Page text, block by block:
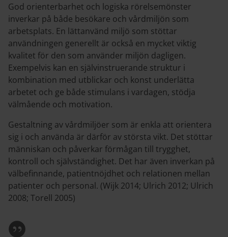
God orienterbarhet och logiska rörelsemönster
inverkar på både besökare och vårdmiljön som
arbetsplats. En lättanvänd miljö som stöttar
användningen generellt är också en mycket viktig
kvalitet för den som använder miljön dagligen.
Exempelvis kan en självinstruerande struktur i
kombination med utblickar och konst underlätta
arbetet och ge både stimulans i vardagen, stödja
välmående och motivation.
Gestaltning av vårdmiljöer som är enkla att orientera
sig i och använda är därför av största vikt. Det stöttar
människan och påverkar förmågan till trygghet,
kontroll och självständighet. Det har även inverkan på
välbefinnande, patientnöjdhet och relationen mellan
patienter och personal. (Wijk 2014; Ulrich 2012; Ulrich
2008; Torell 2005)